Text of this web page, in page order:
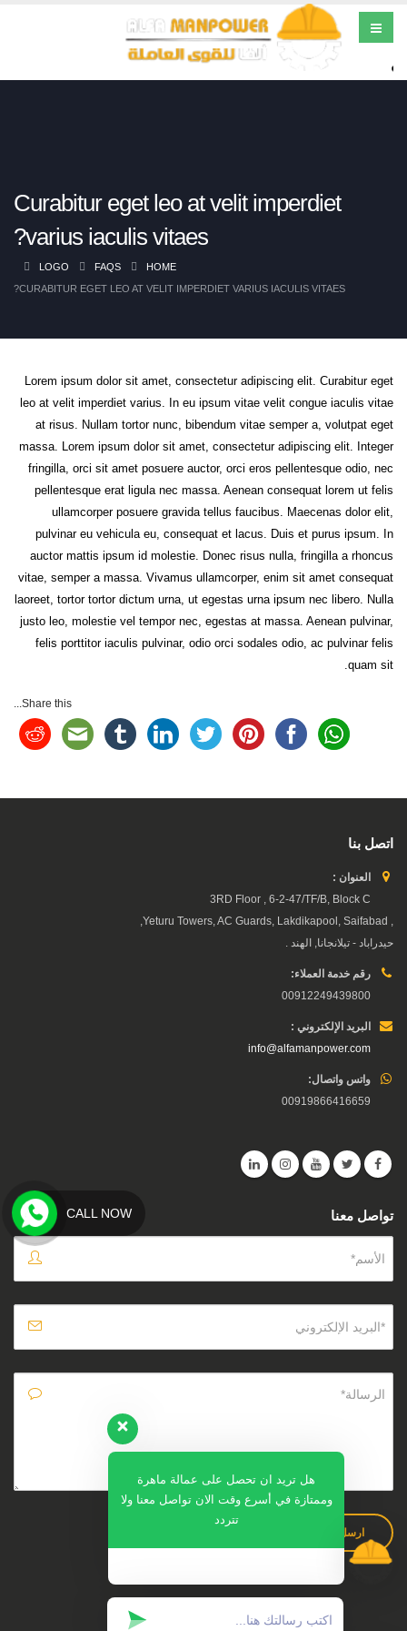
Curabitur eget leo at velit imperdiet
varius iaculis vitaes?
HOME
FAQS
LOGO
CURABITUR EGET LEO AT VELIT IMPERDIET VARIUS IACULIS VITAES?
Lorem ipsum dolor sit amet, consectetur adipiscing elit. Curabitur eget
leo at velit imperdiet varius. In eu ipsum vitae velit congue iaculis vitae
at risus. Nullam tortor nunc, bibendum vitae semper a, volutpat eget
massa. Lorem ipsum dolor sit amet, consectetur adipiscing elit. Integer
fringilla, orci sit amet posuere auctor, orci eros pellentesque odio, nec
pellentesque erat ligula nec massa. Aenean consequat lorem ut felis
ullamcorper posuere gravida tellus faucibus. Maecenas dolor elit,
pulvinar eu vehicula eu, consequat et lacus. Duis et purus ipsum. In
auctor mattis ipsum id molestie. Donec risus nulla, fringilla a rhoncus
vitae, semper a massa. Vivamus ullamcorper, enim sit amet consequat
laoreet, tortor tortor dictum urna, ut egestas urna ipsum nec libero. Nulla
justo leo, molestie vel tempor nec, egestas at massa. Aenean pulvinar,
felis porttitor iaculis pulvinar, odio orci sodales odio, ac pulvinar felis
quam sit.
Share this...
اتصل بنا
العنوان :
3RD Floor , 6-2-47/TF/B, Block C
حيدراباد - تيلانجانا, الهند .
رقم خدمة العملاء:
00912249439800
البريد الإلكتروني :
info@alfamanpower.com
واتس واتصال:
00919866416659
تواصل معنا CALL NOW
هل تريد ان تحصل على عمالة ماهرة
وممتازة في أسرع وقت الان تواصل معنا ولا
تتردد